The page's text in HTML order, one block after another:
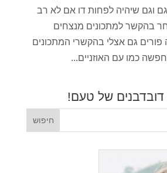
וגם שיהיה לפחות דו אם לא רב
בהקשר למתכונים מנצחים
גם אצלי בהקשרי המתכונים
כמו עם האוזניים...
של טעם!